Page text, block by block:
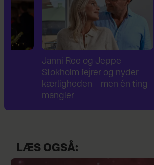
Janni Ree og Jeppe
Stokholm fejrer og nyder
kærligheden – men én ting
mangler
Midt
Ree
LÆS OGSÅ: